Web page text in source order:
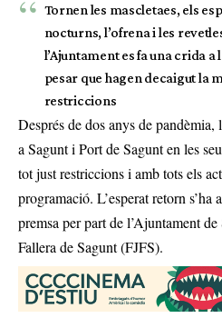
Tornen les mascletaes, els
nocturns, l’ofrena i les
l’Ajuntament es fa una crida
pesar que hagen decaigut la
restriccions
Després de dos anys de pandèmia,
a Sagunt i Port de Sagunt en les
tot just restriccions i amb tots els
programació. L’esperat retorn s’ha
premsa per part de l’Ajuntament
Fallera de Sagunt (FJFS).